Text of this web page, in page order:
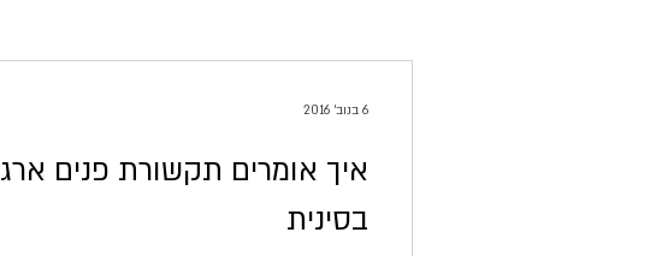
איך אומרים תקשורת פנים
בסינית
6 בנוב׳ 2016